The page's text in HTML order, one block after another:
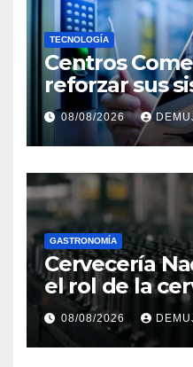
TECNOLOGÍA
Centros
reforzar sus
seguridad
incremento
el Décimo
08/08/2026
GASTRONOMÍA
Cervecería
el rol de la
motor de
económico y
en Panamá
08/08/2026